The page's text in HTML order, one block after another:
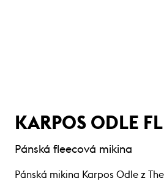
KARPOS ODLE
Pánská fleecová mikina
Pánská mikina Karpos Odle z